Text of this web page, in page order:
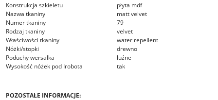
Konstrukcja szkieletu
płyta mdf
Nazwa tkaniny
matt velvet
Numer tkaniny
79
Rodzaj tkaniny
velvet
Właściwości tkaniny
water repellent
Nóżki/stopki
drewno
Poduchy wersalka
luźne
Wysokość nóżek pod Irobota
tak
POZOSTAŁE INFORMACJE: